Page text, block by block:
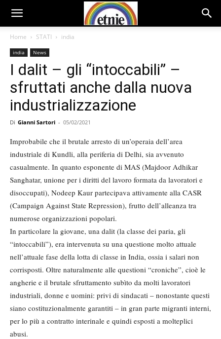
Home STATI india
india News
I dalit – gli “intoccabili” –
sfruttati anche dalla nuova
industrializzazione
Di Gianni Sartori - 05/02/2021
Improbabile che il brutale arresto di un’operaia dell’area
industriale di Kundli, alla periferia di Delhi, sia avvenuto
casualmente. In quanto esponente di MAS (Majdoor Adhikar
Sanghatar, unione per i diritti del lavoro formata da lavoratori e
disoccupati), Nodeep Kaur partecipava attivamente alla CASR
(Campaign Against State Repression), frutto dell’alleanza tra
numerose organizzazioni popolari.
In particolare la giovane, una dalit (la classe dei paria, gli
“intoccabili”), era intervenuta su una questione molto attuale
nell’attuale fase della lotta di classe in India, ossia i salari non
corrisposti. Oltre naturalmente alle questioni “croniche”, cioè le
angherie e il brutale sfruttamento subìto da molti lavoratori
industriali, donne e uomini: privi di sindacati – nonostante questi
siano costituzionalmente garantiti – in gran parte migranti interni,
per lo più a contratto interinale e quindi esposti a molteplici
abusi.